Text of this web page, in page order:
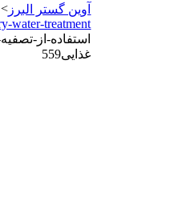
آوین گستر البرز >
water-treatment
استفاده-از-
غذایی559